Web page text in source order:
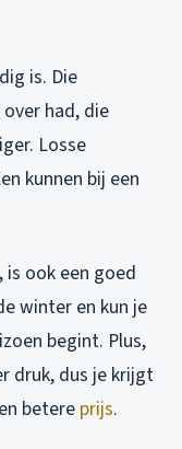
is. Die
had, die
Losse
kunnen bij een
ook een goed
winter en kun je
begint. Plus,
druk, dus je krijgt
betere prijs.